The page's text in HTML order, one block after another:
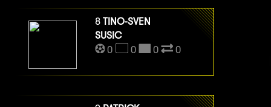
8 TINO-SVEN
SUSIC
0
0 0 0